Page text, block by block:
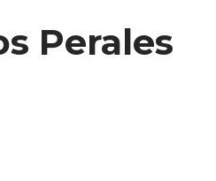
Perales